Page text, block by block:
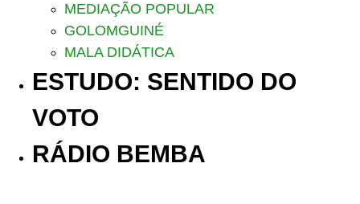
MEDIAÇÃO POPULAR
GOLOMGUINÉ
MALA DIDÁTICA
ESTUDO: SENTIDO DO
VOTO
RÁDIO BEMBA